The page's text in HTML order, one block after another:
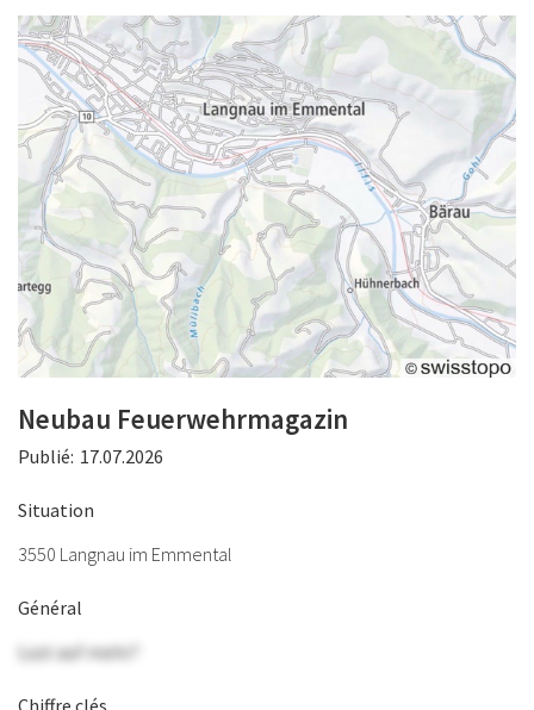
Neubau Feuerwehrmagazin
Publié: 17.07.2026
Situation
3550 Langnau im Emmental
Général
Lust auf mehr?
Chiffre clés